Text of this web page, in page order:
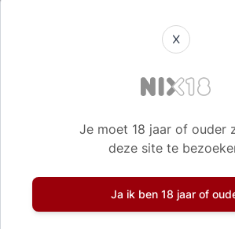
6 cl
4,
X
Je moet 18 jaar of ouder
deze site te
Ja ik ben 18 jaar of